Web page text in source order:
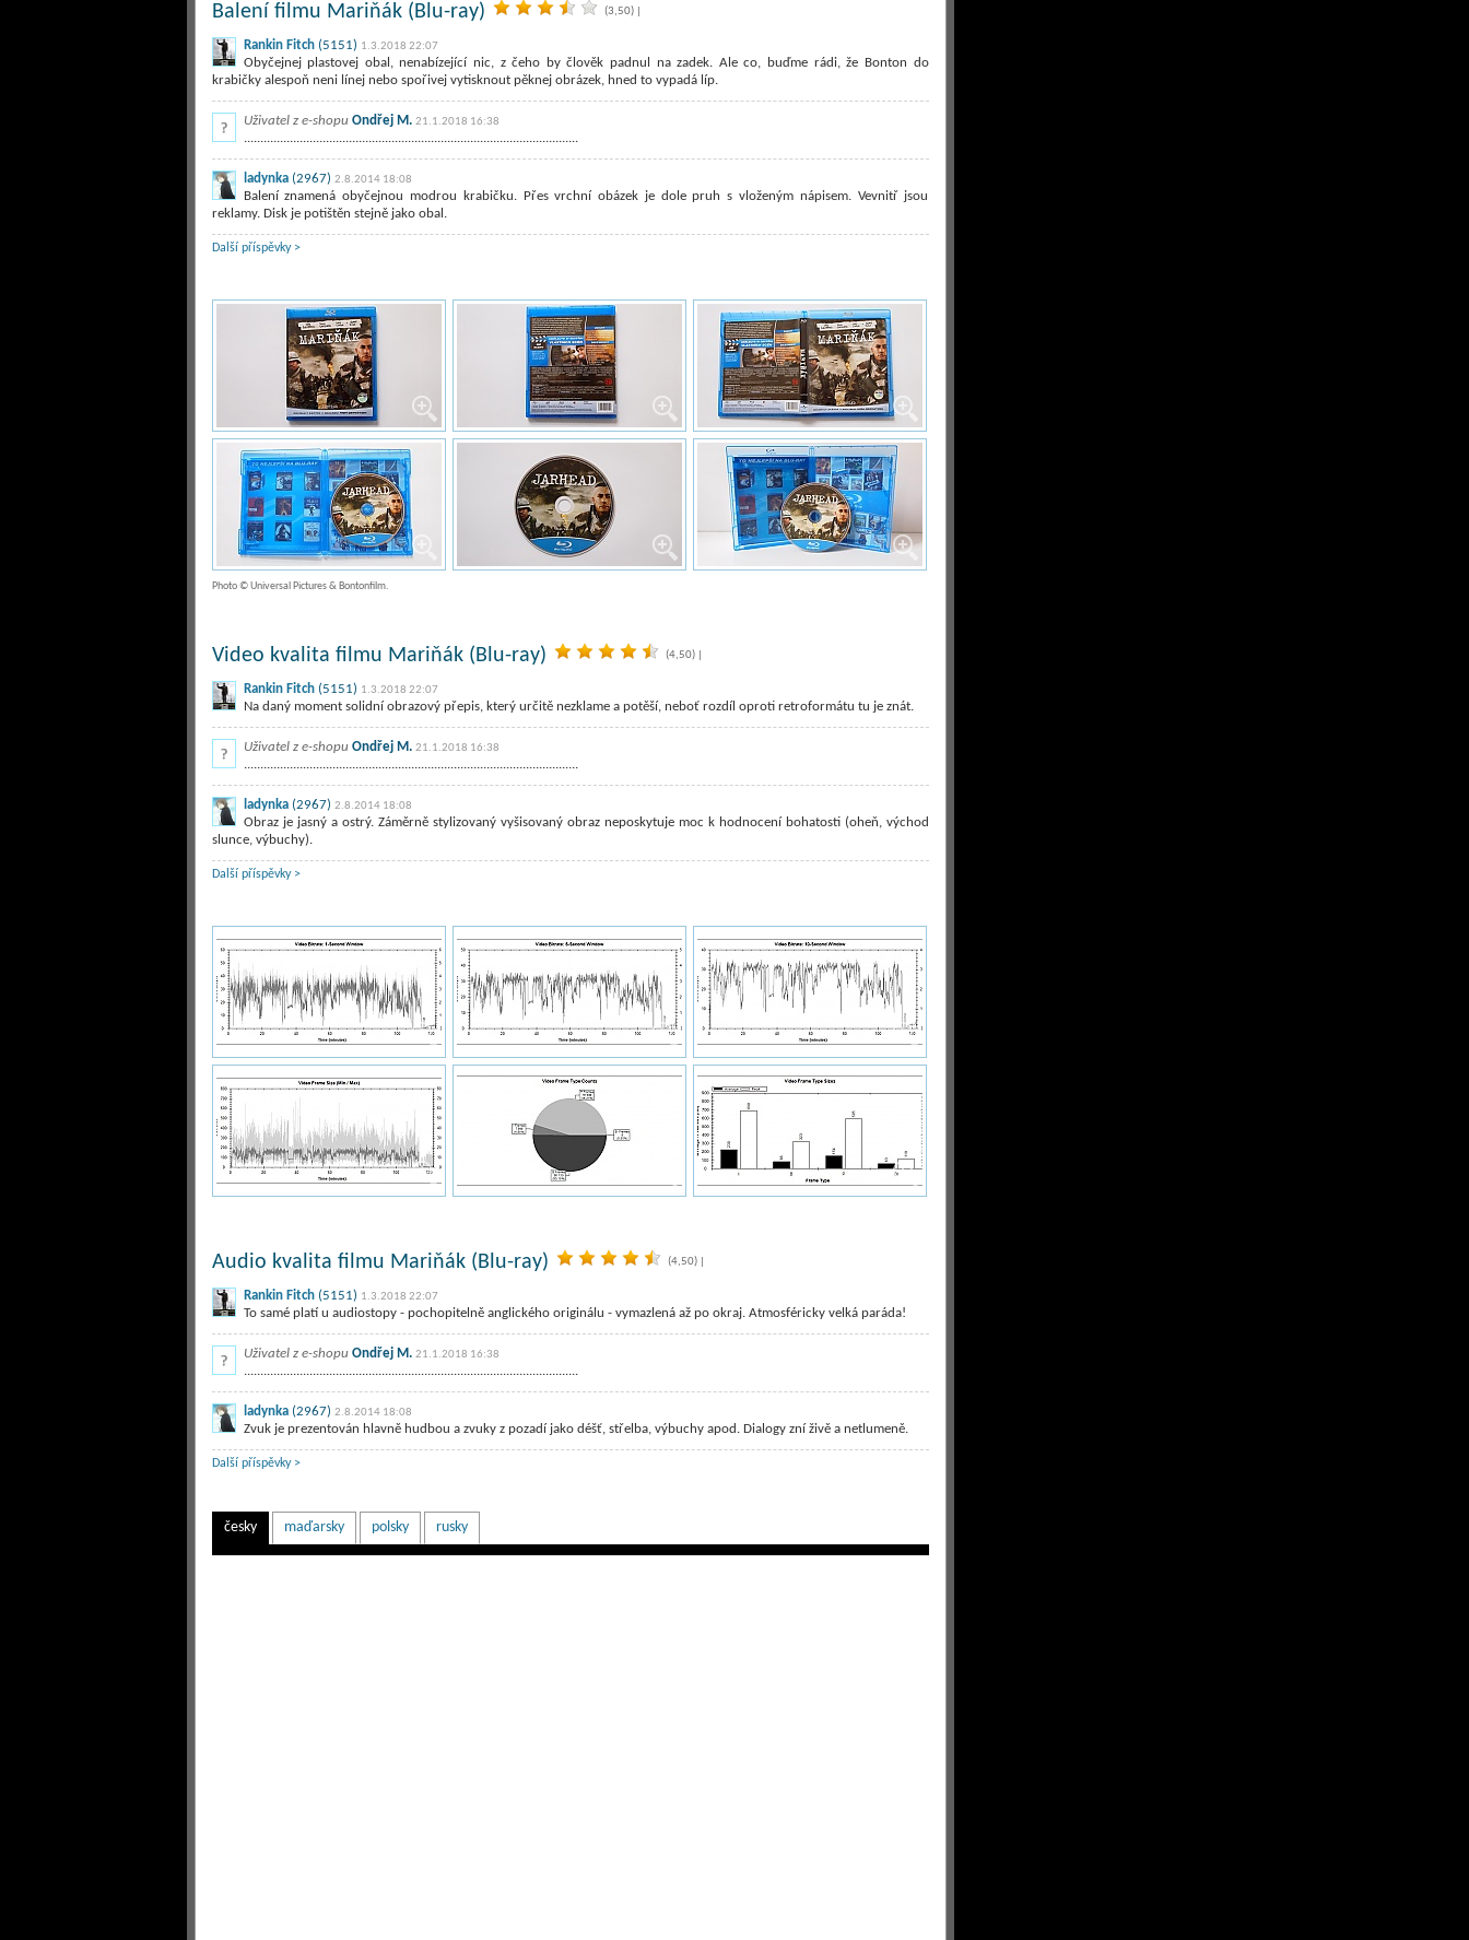
Balení filmu Mariňák (Blu-ray) (3,50)|
Rankin Fitch (5151) 1.3.2018 22:07
Obyčejnej plastovej obal, nenabízející nic, z čeho by člověk padnul na zadek. Ale co, buďme rádi, že Bonton do
krabičky alespoň neni línej nebo spořivej vytisknout pěknej obrázek, hned to vypadá líp.
Uživatel z e-shopu Ondřej M. 21.1.2018 16:38
......................................................................................................
ladynka (2967) 2.8.2014 18:08
Balení znamená obyčejnou modrou krabičku. Přes vrchní obázek je dole pruh s vloženým nápisem. Vevnitř jsou
reklamy. Disk je potištěn stejně jako obal.
Další příspěvky >
Photo © Universal Pictures & Bontonfilm.
Video kvalita filmu Mariňák (Blu-ray) (4,50)|
Rankin Fitch (5151) 1.3.2018 22:07
Na daný moment solidní obrazový přepis, který určitě nezklame a potěší, neboť rozdíl oproti retroformátu tu je znát.
Uživatel z e-shopu Ondřej M. 21.1.2018 16:38
......................................................................................................
ladynka (2967) 2.8.2014 18:08
Obraz je jasný a ostrý. Záměrně stylizovaný vyšisovaný obraz neposkytuje moc k hodnocení bohatosti (oheň, východ
slunce, výbuchy).
Další příspěvky >
Audio kvalita filmu Mariňák (Blu-ray) (4,50)|
Rankin Fitch (5151) 1.3.2018 22:07
To samé platí u audiostopy - pochopitelně anglického originálu - vymazlená až po okraj. Atmosféricky velká paráda!
Uživatel z e-shopu Ondřej M. 21.1.2018 16:38
......................................................................................................
ladynka (2967) 2.8.2014 18:08
Zvuk je prezentován hlavně hudbou a zvuky z pozadí jako déšť, střelba, výbuchy apod. Dialogy zní živě a netlumeně.
Další příspěvky >
česky maďarsky polsky rusky